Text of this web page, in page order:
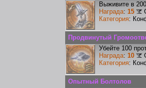
Выживите в
Награда: 15
Категория:
Продвинутый
Убейте 100
Награда: 10
Категория:
Опытный Болтолов